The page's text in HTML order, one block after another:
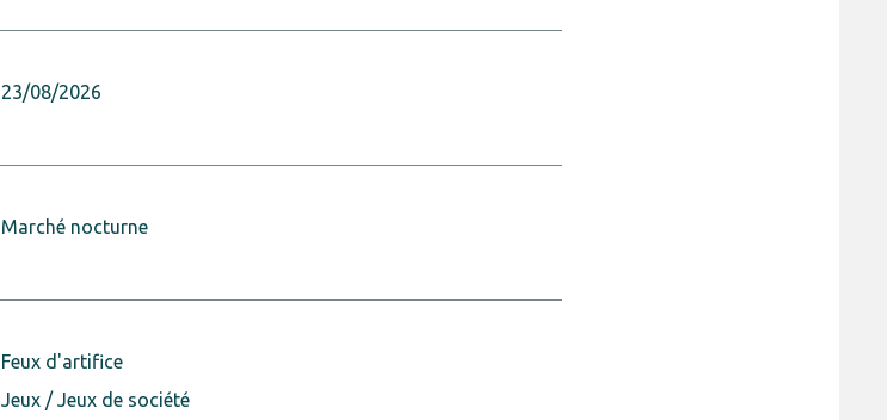
23/08/2026
Marché nocturne
Feux d'artifice
Jeux / Jeux de société